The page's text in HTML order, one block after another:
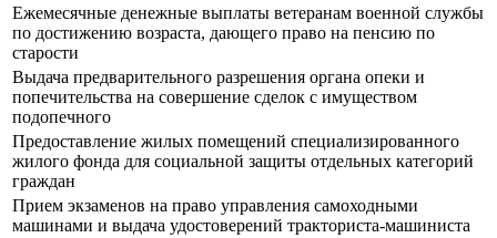
Ежемесячные денежные выплаты ветеранам военной службы
по достижению возраста, дающего право на пенсию по
старости
Выдача предварительного разрешения органа опеки и
попечительства на совершение сделок с имуществом
подопечного
Предоставление жилых помещений специализированного
жилого фонда для социальной защиты отдельных категорий
граждан
Прием экзаменов на право управления самоходными
машинами и выдача удостоверений тракториста-машиниста